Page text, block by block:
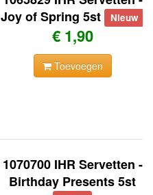
Joy of Spring 5st Nieuw
€ 1,90
Toevoegen
1070700 IHR Servetten -
Birthday Presents 5st